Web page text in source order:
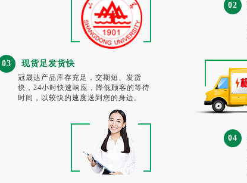
03 现货足发货快
冠晟达产品库存充足，交期短、发货
快，24小时快速响应，降低顾客的等待
时间，以较快的速度送到您的身边。
02
04